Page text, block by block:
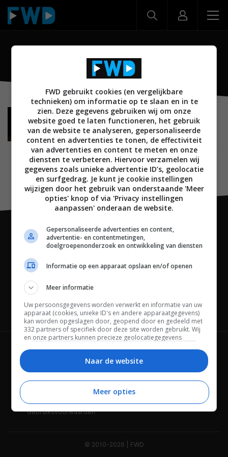
Canon EOS M50 Mark II
REVIEWS CREATE FOTOCAMERA'S 15 NOVEMBER 2022
Review: Canon EOS M50 Mark II, Blackmagic
Pocket Cinema Camera 6K Pro en Nikon Z 6 II
Channels
Wie is FWD Privacybeleid
Adverteren Contact
Gebruiksvoorwaarden
© 2010-2026 | FWD
FWD gebruikt cookies (en vergelijkbare
technieken) om informatie op te slaan en in te
zien. Deze gegevens gebruiken wij om onze
website goed te laten functioneren, het gebruik
van de website te analyseren, gepersonaliseerde
content en advertenties te tonen, de effectiviteit
van advertenties en content te meten en onze
diensten te verbeteren. Hiervoor verzamelen wij
gegevens zoals unieke advertentie ID’s, geolocatie
en surfgedrag. Je kunt je cookie instellingen
wijzigen door het gebruik van onderstaande 'Meer
opties' knop of via 'Privacy instellingen
aanpassen' onderaan de website.
Gepersonaliseerde advertenties en content,
advertentie- en contentmetingen,
doelgroepenonderzoek en ontwikkeling van diensten
Informatie op een apparaat opslaan en/of openen
Meer informatie
Uw persoonsgegevens worden verwerkt en informatie van uw
apparaat (cookies, unieke ID's en andere apparaatgegevens)
kan worden opgeslagen door, geopend door en gedeeld met
332 partners of specifiek door deze site worden gebruikt. Wij
en onze partners kunnen precieze geolocatiegegevens
Bepaalde leveranciers kunnen uw persoonsgegevens
beheren. Zoek onderaan deze pagina of in het sitemenu naar
een link om uw toestemming te beheren of in te trekken via de
privacy- en cookie-instellingen.
Naar de website
Meer opties